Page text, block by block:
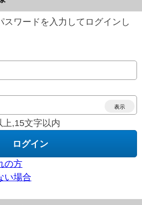
スワードを入力してログインし
表示
,15文字以内
の方
い場合